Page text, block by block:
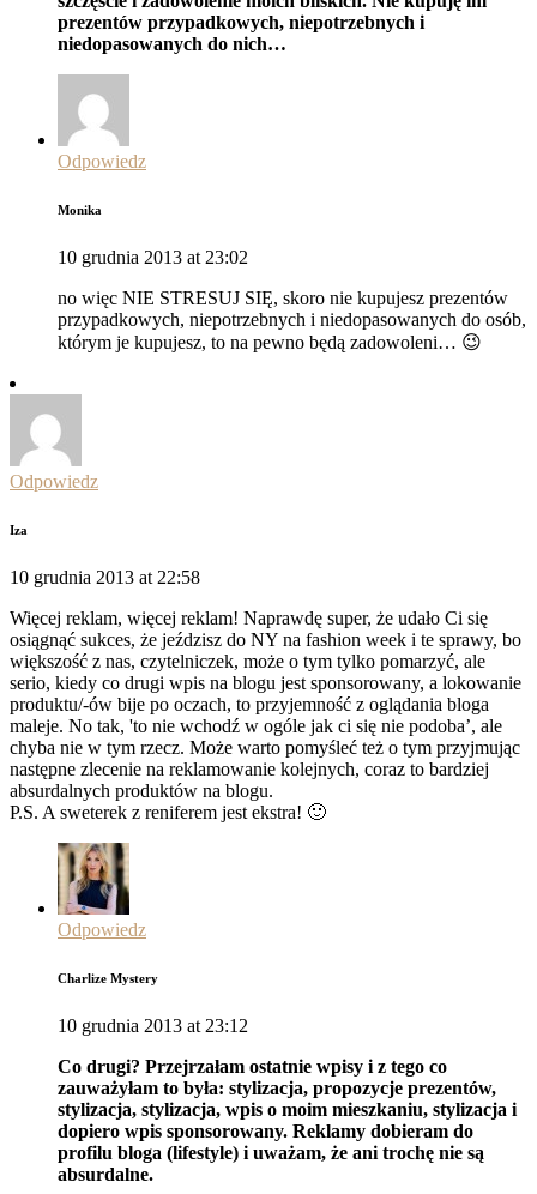
prezentów przypadkowych, niepotrzebnych i
niedopasowanych do nich…
Odpowiedz
Monika
10 grudnia 2013 at 23:02
no więc NIE STRESUJ SIĘ, skoro nie kupujesz prezentów
przypadkowych, niepotrzebnych i niedopasowanych do osób,
którym je kupujesz, to na pewno będą zadowoleni… 😉
Odpowiedz
Iza
10 grudnia 2013 at 22:58
Więcej reklam, więcej reklam! Naprawdę super, że udało Ci się
osiągnąć sukces, że jeździsz do NY na fashion week i te sprawy, bo
większość z nas, czytelniczek, może o tym tylko pomarzyć, ale
serio, kiedy co drugi wpis na blogu jest sponsorowany, a lokowanie
produktu/-ów bije po oczach, to przyjemność z oglądania bloga
maleje. No tak, 'to nie wchodź w ogóle jak ci się nie podoba’, ale
chyba nie w tym rzecz. Może warto pomyśleć też o tym przyjmując
następne zlecenie na reklamowanie kolejnych, coraz to bardziej
absurdalnych produktów na blogu.
P.S. A sweterek z reniferem jest ekstra! 🙂
Odpowiedz
Charlize Mystery
10 grudnia 2013 at 23:12
Co drugi? Przejrzałam ostatnie wpisy i z tego co
zauważyłam to była: stylizacja, propozycje prezentów,
stylizacja, stylizacja, wpis o moim mieszkaniu, stylizacja i
dopiero wpis sponsorowany. Reklamy dobieram do
profilu bloga (lifestyle) i uważam, że ani trochę nie są
absurdalne.